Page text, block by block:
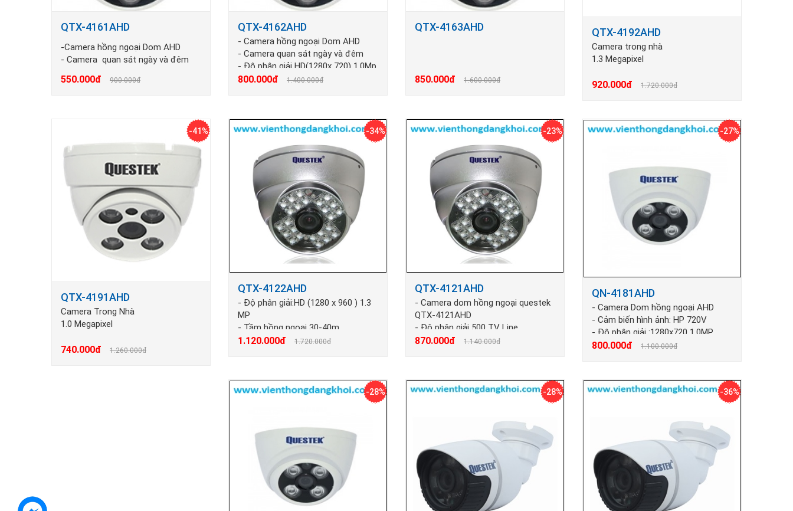
QTX-4161AHD
-Camera hồng ngoại Dom AHD
- Camera quan sát ngày và đêm
- Khoản cách hồng ngoại từ 20 -30
550.000đ 900.000đ
QTX-4162AHD
- Camera hồng ngoại Dom AHD
- Camera quan sát ngày và đêm
- Độ phân giải HD(1280x 720) 1.0Mp
- Khoản cách hồng ngoại từ 20 -30
800.000đ 1.400.000đ
QTX-4163AHD
850.000đ 1.600.000đ
QTX-4192AHD
Camera trong nhà
1.3 Megapixel
920.000đ 1.720.000đ
-41%
QTX-4191AHD
Camera Trong Nhà
1.0 Megapixel
740.000đ 1.260.000đ
-34%
QTX-4122AHD
- Độ phân giải:HD (1280 x 960 ) 1.3
MP
- Tầm hồng ngoại 30-40m
- Chống ngước sáng
1.120.000đ 1.720.000đ
-23%
QTX-4121AHD
- Camera dom hồng ngoại questek
QTX-4121AHD
- Độ phân giải 500 TV Line
- Tầm xa hồng ngoại 30 -40m
870.000đ 1.140.000đ
-27%
QN-4181AHD
- Camera Dom hồng ngoại AHD
- Cảm biến hình ảnh: HP 720V
- Độ phân giải :1280x720 1.0MP
800.000đ 1.100.000đ
-28% -28% -36%